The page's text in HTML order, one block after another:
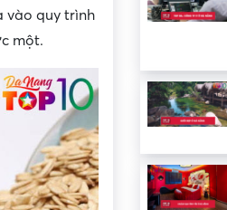
vào quy trình
một.